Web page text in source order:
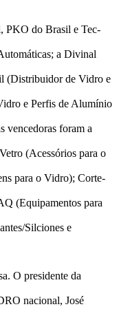
PKO do Brasil e Tec-
a Divinal
(Distribuidor de Vidro e
e Perfis de Alumínio
vencedoras foram a
(Acessórios para o
para o Vidro); Corte-
(Equipamentos para
Silciones e
O presidente da
nacional, José